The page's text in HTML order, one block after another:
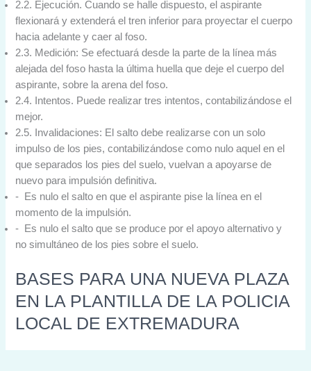
2.2. Ejecución. Cuando se halle dispuesto, el aspirante
flexionará y extenderá el tren inferior para proyectar el cuerpo
hacia adelante y caer al foso.
2.3. Medición: Se efectuará desde la parte de la línea más
alejada del foso hasta la última huella que deje el cuerpo del
aspirante, sobre la arena del foso.
2.4. Intentos. Puede realizar tres intentos, contabilizándose el
mejor.
2.5. Invalidaciones: El salto debe realizarse con un solo
impulso de los pies, contabilizándose como nulo aquel en el
que separados los pies del suelo, vuelvan a apoyarse de
nuevo para impulsión definitiva.
- Es nulo el salto en que el aspirante pise la línea en el
momento de la impulsión.
- Es nulo el salto que se produce por el apoyo alternativo y
no simultáneo de los pies sobre el suelo.
BASES PARA UNA NUEVA PLAZA
EN LA PLANTILLA DE LA POLICIA
LOCAL DE EXTREMADURA